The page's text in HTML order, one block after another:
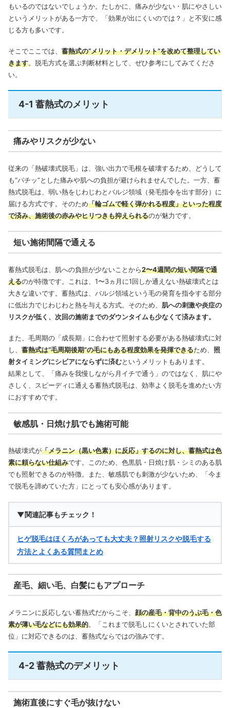
もいるのではないでしょうか。たしかに、痛みが少ない・肌にやさしい
というメリットがある一方で、「効果が出にくいのでは？」と不安に感
じる方も多いです。
そこでここでは、 蓄熱式の“メリット・デメリット”を改めて整理してい
きます。脱毛方式を選ぶ判断材料として、ぜひ参考にしてみてくださ
い。
4-1 蓄熱式のメリット
痛みやリスクが少ない
従来の「熱破壊式脱毛」は、強い出力で毛根を破壊するため、どうして
も“パチッ”とした痛みや肌への負担が避けられませんでした。一方、蓄
熱式脱毛は、弱い熱をじわじわとバルジ領域（発毛指令を出す部分）に
届ける方式です。そのため「輪ゴムで軽く弾かれる程度」といった程度
で済み、施術後の赤みやヒリつきも抑えられるのが魅力です。
短い施術間隔で通える
蓄熱式脱毛は、肌への負担が少ないことから2〜4週間の短い間隔で通
えるのが特徴です。これは、1〜3ヵ月に1回しか通えない熱破壊式とは
大きな違いです。蓄熱式は、バルジ領域という毛の発育を指令する部分
に低出力でじわじわと熱を与える方式。そのため、 肌への刺激や炎症の
リスクが低く、次回の施術までのダウンタイムも少なくて済みます。
また、毛周期の「成長期」に合わせて照射する必要がある熱破壊式に対
し、 蓄熱式は“毛周期後期”の毛にもある程度効果を発揮できるため、 照
射タイミングにシビアにならずに済むというメリットもあります。
結果として、「痛みを我慢しながら月イチで通う」のではなく、肌にや
さしく、スピーディに通える蓄熱式脱毛は、効率よく脱毛を進めたい方
におすすめです。
敏感肌・日焼け肌でも施術可能
熱破壊式が「メラニン（黒い色素）に反応」するのに対し、蓄熱式は色
素に頼らない仕組みです。このため、色黒肌・日焼け肌・シミのある肌
でも照射できるのが特徴。また、敏感肌でも刺激が少ないため、「今ま
で脱毛を諦めていた方」にとっても安心感があります。
▼関連記事もチェック！
ヒゲ脱毛はほくろがあっても大丈夫？照射リスクや脱毛する
方法とよくある質問まとめ
産毛、細い毛、白髪にもアプローチ
メラニンに反応しない蓄熱式だからこそ、 顔の産毛・背中のうぶ毛・色
素が薄い毛などにも効果的。「これまで脱毛しにくいとされていた部
位」に対応できるのは、蓄熱式ならではの強みです。
4-2 蓄熱式のデメリット
施術直後にすぐ毛が抜けない